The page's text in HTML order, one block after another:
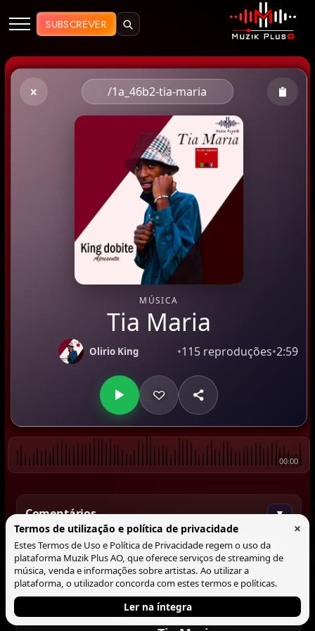
Muzik Plus AO - Streaming de
SUBSCREVER
/1a_46b2-tia-maria
MÚSICA
Tia Maria
Olirio King •115 reproduções•2:59
00:00
Comentários ▼
Comentar
Tocando agora
Termos de utilização e política de privacidade ×
Estes Termos de Uso e Política de Privacidade regem o uso da
plataforma Muzik Plus AO, que oferece serviços de streaming de
música, venda e informações sobre artistas. Ao utilizar a
plataforma, o utilizador concorda com estes termos e políticas.
Ler na íntegra